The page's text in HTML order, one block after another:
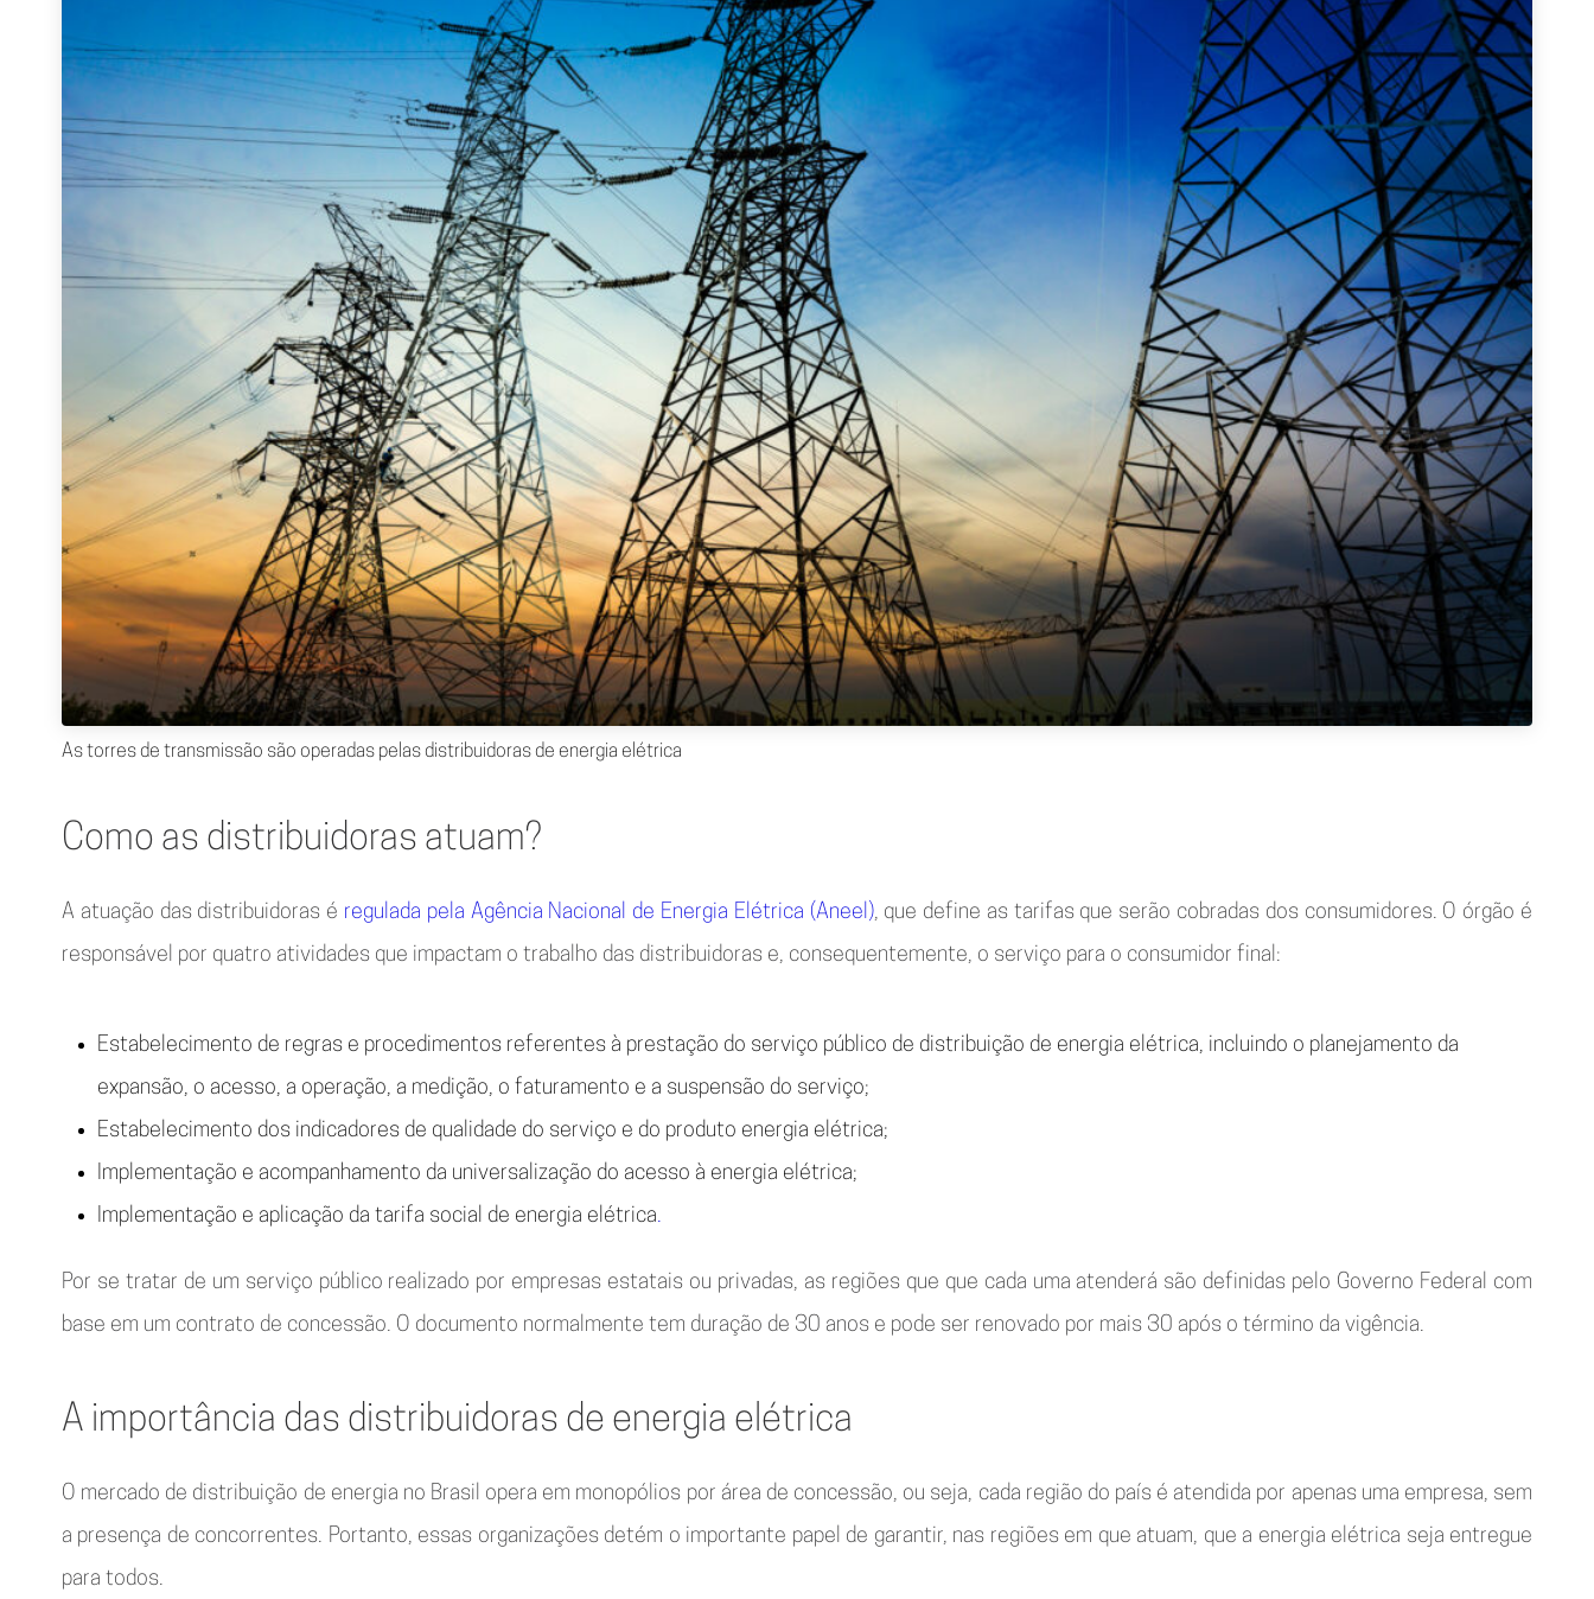
As torres de transmissão são operadas pelas distribuidoras de energia elétrica
Como as distribuidoras atuam?
A atuação das distribuidoras é regulada pela Agência Nacional de Energia Elétrica (Aneel), que define as tarifas que serão cobradas dos consumidores. O órgão é
responsável por quatro atividades que impactam o trabalho das distribuidoras e, consequentemente, o serviço para o consumidor final:
Estabelecimento de regras e procedimentos referentes à prestação do serviço público de distribuição de energia elétrica, incluindo o planejamento da
expansão, o acesso, a operação, a medição, o faturamento e a suspensão do serviço;
Estabelecimento dos indicadores de qualidade do serviço e do produto energia elétrica;
Implementação e acompanhamento da universalização do acesso à energia elétrica;
Implementação e aplicação da tarifa social de energia elétrica.
Por se tratar de um serviço público realizado por empresas estatais ou privadas, as regiões que que cada uma atenderá são definidas pelo Governo Federal com
base em um contrato de concessão. O documento normalmente tem duração de 30 anos e pode ser renovado por mais 30 após o término da vigência.
A importância das distribuidoras de energia elétrica
O mercado de distribuição de energia no Brasil opera em monopólios por área de concessão, ou seja, cada região do país é atendida por apenas uma empresa, sem
a presença de concorrentes. Portanto, essas organizações detém o importante papel de garantir, nas regiões em que atuam, que a energia elétrica seja entregue
para todos.